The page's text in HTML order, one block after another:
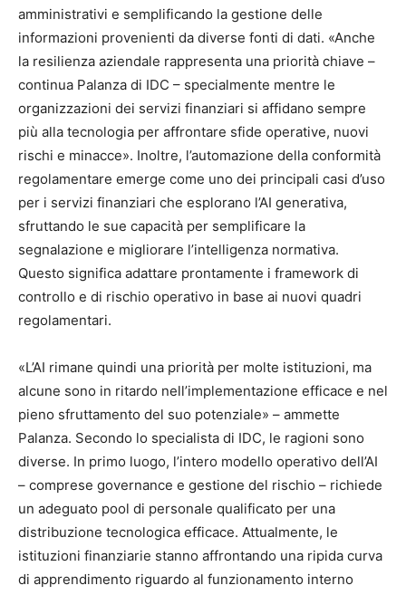
amministrativi e semplificando la gestione delle
informazioni provenienti da diverse fonti di dati. «Anche
la resilienza aziendale rappresenta una priorità chiave –
continua Palanza di IDC – specialmente mentre le
organizzazioni dei servizi finanziari si affidano sempre
più alla tecnologia per affrontare sfide operative, nuovi
rischi e minacce». Inoltre, l’automazione della conformità
regolamentare emerge come uno dei principali casi d’uso
per i servizi finanziari che esplorano l’AI generativa,
sfruttando le sue capacità per semplificare la
segnalazione e migliorare l’intelligenza normativa.
Questo significa adattare prontamente i framework di
controllo e di rischio operativo in base ai nuovi quadri
regolamentari.
«L’AI rimane quindi una priorità per molte istituzioni, ma
alcune sono in ritardo nell’implementazione efficace e nel
pieno sfruttamento del suo potenziale» – ammette
Palanza. Secondo lo specialista di IDC, le ragioni sono
diverse. In primo luogo, l’intero modello operativo dell’AI
– comprese governance e gestione del rischio – richiede
un adeguato pool di personale qualificato per una
distribuzione tecnologica efficace. Attualmente, le
istituzioni finanziarie stanno affrontando una ripida curva
di apprendimento riguardo al funzionamento interno